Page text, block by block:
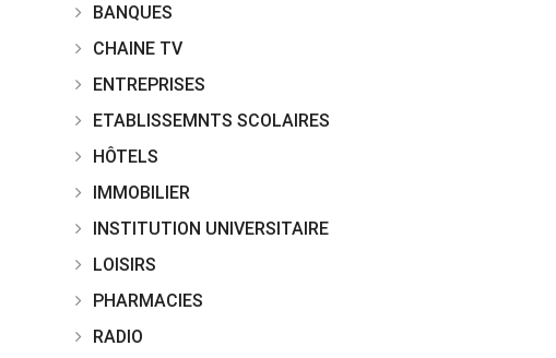
BANQUES
CHAINE TV
ENTREPRISES
ETABLISSEMNTS SCOLAIRES
HÔTELS
IMMOBILIER
INSTITUTION UNIVERSITAIRE
LOISIRS
PHARMACIES
RADIO